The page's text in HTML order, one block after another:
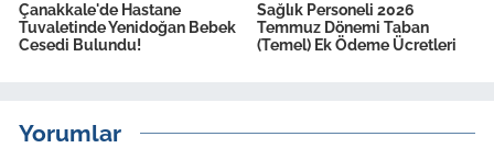
Çanakkale'de Hastane
Tuvaletinde Yenidoğan Bebek
Cesedi Bulundu!
Sağlık Personeli 2026
Temmuz Dönemi Taban
(Temel) Ek Ödeme Ücretleri
Yorumlar